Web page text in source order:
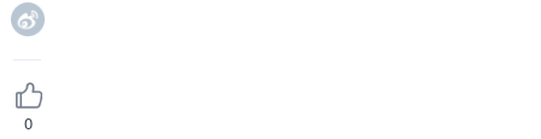
0